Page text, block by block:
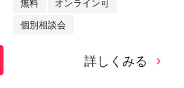
無料 オンライン可
個別相談会
詳しくみる